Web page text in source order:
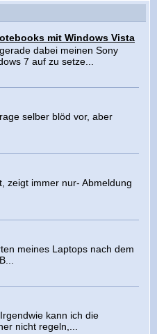
mit Windows Vista
dabei meinen Sony
7 auf zu setze...
selber blöd vor, aber
zeigt immer nur- Abmeldung
meines Laptops nach dem
kann ich die
nicht regeln,...